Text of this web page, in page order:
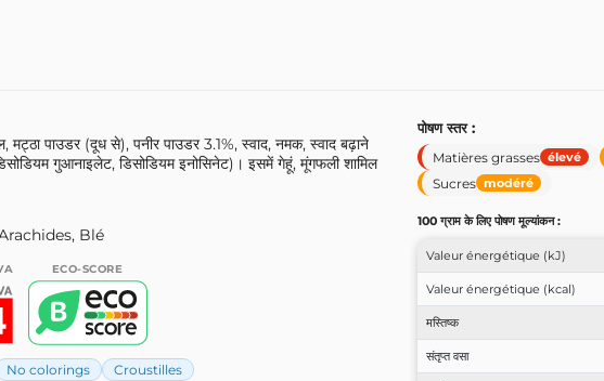
मट्ठा पाउडर (दूध से), पनीर पाउडर 3.1%, स्वाद, नमक, स्वाद बढ़ाने
गुआनाइलेट, डिसोडियम इनोसिनेट)। इसमें गेहूं, मूंगफली शामिल
Blé
ECO-SCORE
No colorings Croustilles
पोषण स्तर :
Matières grasses élevé
Sucres modéré
100 ग्राम के लिए पोषण मूल्यांकन :
Valeur énergétique (kJ)
Valeur énergétique (kcal)
मस्तिष्क
संतृप्त वसा